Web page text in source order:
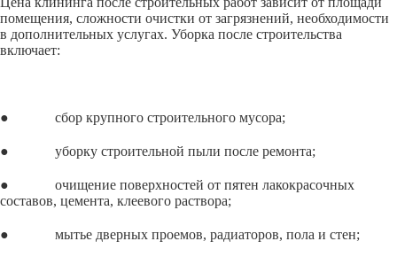
помещения, сложности очистки от загрязнений, необходимости
в дополнительных услугах. Уборка после строительства
включает:
● сбор крупного строительного мусора;
● уборку строительной пыли после ремонта;
● очищение поверхностей от пятен лакокрасочных
составов, цемента, клеевого раствора;
● мытье дверных проемов, радиаторов, пола и стен;